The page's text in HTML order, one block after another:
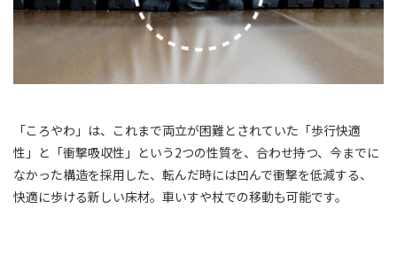
「ころやわ」は、これまで両立が困難とされていた「歩行快適
性」と「衝撃吸収性」という2つの性質を、合わせ持つ、今までに
なかった構造を採用した、転んだ時には凹んで衝撃を低減する、
快適に歩ける新しい床材。車いすや杖での移動も可能です。